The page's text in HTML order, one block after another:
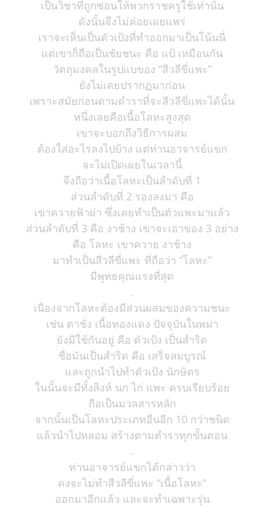
เป็นวิชาที่ถูกซ่อนให้พวกราชครูใช้เท่านั้น
ดังนั้นจึงไม่ค่อยเผยแพร่
เราจะเห็นเป็นตัวเป้งที่ทำออกมาเป็นโน้นนี่
แต่เขาก็ถือเป็นชัยชนะ คือ แป้ เหมือนกัน
วัตถุมงคลในรูปแบของ “สีวลีขี่แพะ”
ยังไม่เคยปรากฏมาก่อน
เพราะสมัยก่อนตามตำราที่จะสีวลีขี่แพะได้นั้น
หนึ่งเลยคือเนื้อโลหะสูงสุด
เขาจะบอกถึงวิธีการผสม
ต้องใส่อะไรลงไปบ้าง แต่ท่านอาจารย์แขก
จะไม่เปิดเผยในเวลานี้
จึงถือว่าเนื้อโลหะเป็นลำดับที่ 1
ส่วนลำดับที่ 2 รองลงมา คือ
เขาควายฟ้าผ่า ซึ่งเคยทำเป็นตัวแพะมาแล้ว
ส่วนลำดับที่ 3 คือ งาช้าง เขาจะเอาของ 3 อย่าง
คือ โลหะ เขาควาย งาช้าง
มาทำเป็นสีวลีขี่แพะ ที่ถือว่า “โลหะ”
มีพุทธคุณแรงที่สุด
.
เนื่องจากโลหะต้องมีส่วนผสมของความชนะ
เช่น ตาชั่ง เนื้อทองแดง ปัจจุบันในพม่า
ยังมีใช้กันอยู่ คือ ตัวเป้ง เป็นสำริด
ชื่อมันเป็นสำริด คือ เสร็จสมบูรณ์
และถูกนำไปทำตัวเป้ง นักษัตร
ในนั้นจะมีทั้งสิงห์ นก ไก่ แพะ ครบเรียบร้อย
ถือเป็นมวลสารหลัก
จากนั้นเป็นโลหะประเภทอื่นอีก 10 กว่าชนิด
แล้วนำไปหลอม สร้างตามตำราทุกขั้นตอน
.
ท่านอาจารย์แขกได้กล่าวว่า
คงจะไม่ทำสีวลีขี่แพะ “เนื้อโลหะ”
ออกมาอีกแล้ว และจะทำเฉพาะรุ่น